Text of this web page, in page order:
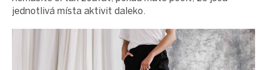
jednotlivá místa aktivit daleko.